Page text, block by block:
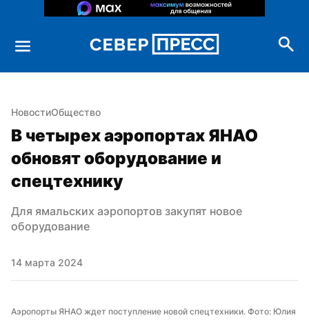
НовостиОбщество
В четырех аэропортах ЯНАО
обновят оборудование и
спецтехнику
Для ямальских аэропортов закупят новое
оборудование
14 марта 2024
Аэропорты ЯНАО ждет поступление новой спецтехники. Фото: Юлия